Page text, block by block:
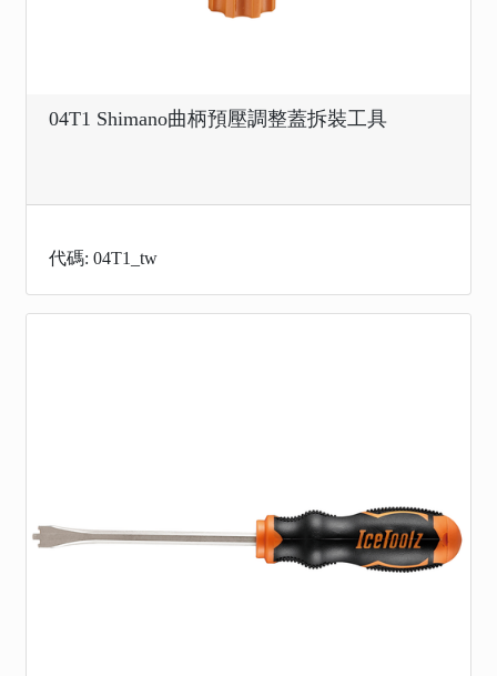
04T1 Shimano曲柄預壓調整蓋拆裝工具
代碼: 04T1_tw